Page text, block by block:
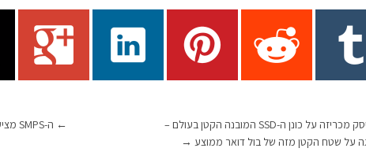
← ה-SMPS מציע דרך להשגת נצילות גבוהה יותר
סאנדיסק מכריזה על כונן ה-SSD המובנה הקטן בעולם –
→